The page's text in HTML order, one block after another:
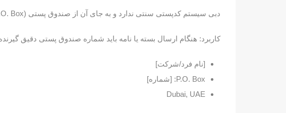
دبی سیستم کدپستی سنتی ندارد و به جای آن از صندوق پستی (P.O. Box) استفاده می‌شود.
کاربرد: هنگام ارسال بسته یا نامه باید شماره صندوق پستی دقیق
[نام فرد/شرکت]
P.O. Box: [شماره]
Dubai, UAE